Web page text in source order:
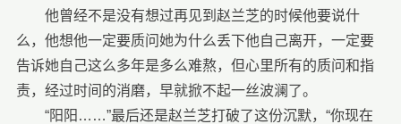
他曾经不是没有想过再见到赵兰芝的时候他要说什
么，他想他一定要质问她为什么丢下他自己离开，一定要
告诉她自己这么多年是多么难熬，但心里所有的质问和指
责，经过时间的消磨，早就掀不起一丝波澜了。
“阳阳……”最后还是赵兰芝打破了这份沉默，“你现在